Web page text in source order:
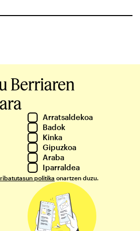
Berriaren
Arratsaldekoa
Badok
Kinka
Gipuzkoa
Araba
Iparraldea
politika onartzen duzu.